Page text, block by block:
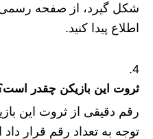
شکل گیرد، از صفحه رسمی
اطلاع پیدا کنید.
ثروت این بازیکن چقدر
رقم دقیقی از ثروت این
توجه به تعداد رقم قرار داد